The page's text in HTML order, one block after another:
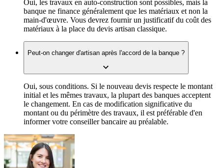
Oui, les travaux en auto-construction sont possibles, mais la
banque ne finance généralement que les matériaux et non la
main-d'œuvre. Vous devrez fournir un justificatif du coût des
matériaux à la place du devis artisan classique.
Peut-on changer d'artisan après l'accord de la banque ?
Oui, sous conditions. Si le nouveau devis respecte le montant
initial et les mêmes travaux, la plupart des banques acceptent
le changement. En cas de modification significative du
montant ou du périmètre des travaux, il est préférable d'en
informer votre conseiller bancaire au préalable.